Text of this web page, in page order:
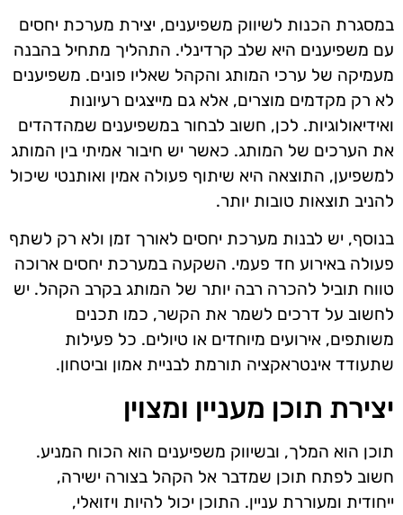
במסגרת הכנות לשיווק משפיענים, יצירת מערכת יחסים
עם משפיענים היא שלב קרדינלי. התהליך מתחיל בהבנה
מעמיקה של ערכי המותג והקהל שאליו פונים. משפיענים
לא רק מקדמים מוצרים, אלא גם מייצגים רעיונות
ואידיאולוגיות. לכן, חשוב לבחור במשפיענים שמהדהדים
את הערכים של המותג. כאשר יש חיבור אמיתי בין המותג
למשפיען, התוצאה היא שיתוף פעולה אמין ואותנטי שיכול
להניב תוצאות טובות יותר.
בנוסף, יש לבנות מערכת יחסים לאורך זמן ולא רק לשתף
פעולה באירוע חד פעמי. השקעה במערכת יחסים ארוכה
טווח תוביל להכרה רבה יותר של המותג בקרב הקהל. יש
לחשוב על דרכים לשמר את הקשר, כמו תכנים
משותפים, אירועים מיוחדים או טיולים. כל פעילות
שתעודד אינטראקציה תורמת לבניית אמון וביטחון.
יצירת תוכן מעניין ומצוין
תוכן הוא המלך, ובשיווק משפיענים הוא הכוח המניע.
חשוב לפתח תוכן שמדבר אל הקהל בצורה ישירה,
ייחודית ומעוררת עניין. התוכן יכול להיות ויזואלי,